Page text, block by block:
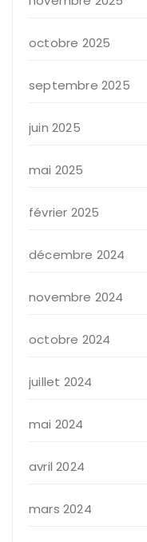
octobre 2025
septembre 2025
juin 2025
mai 2025
février 2025
décembre 2024
novembre 2024
octobre 2024
juillet 2024
mai 2024
avril 2024
mars 2024